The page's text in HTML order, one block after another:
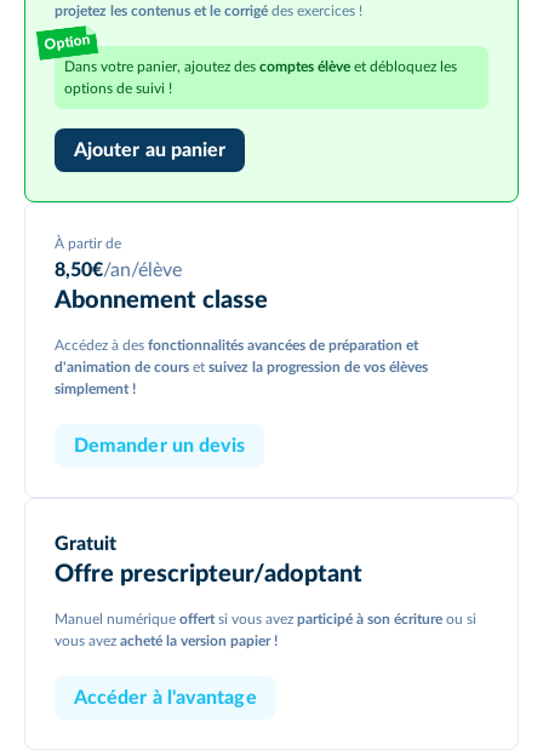
projetez les contenus et le corrigé des exercices !
Option
Dans votre panier, ajoutez des comptes élève et débloquez les
options de suivi !
Ajouter au panier
À partir de
8,50€/an/élève
Abonnement classe
Accédez à des fonctionnalités avancées de préparation et
d'animation de cours et suivez la progression de vos élèves
simplement !
Demander un devis
Gratuit
Offre prescripteur/adoptant
Manuel numérique offertsi vous avez participé à son écriture ou si
vous avez acheté la version papier !
Accéder à l'avantage